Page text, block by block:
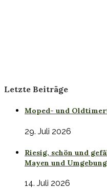
Letzte Beiträge
Moped- und
29. Juli 2026
Riesig, schön und
Mayen und Umgebung
14. Juli 2026